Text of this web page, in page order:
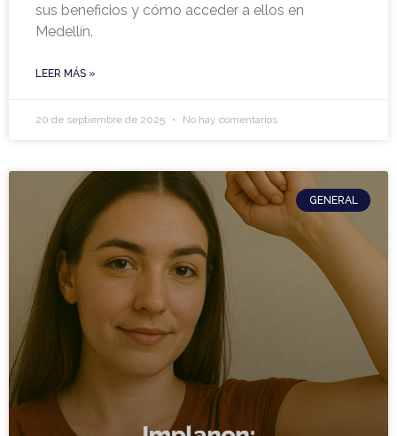
sus beneficios y cómo acceder a ellos en
Medellín.
LEER MÁS »
20 de septiembre de 2025 No hay comentarios
GENERAL